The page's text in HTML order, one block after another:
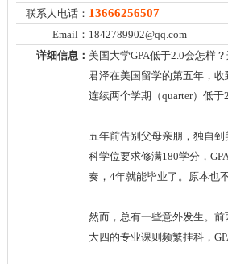
联系人电话： 13666256507
Email： 1842789902@qq.com
详细信息： 美国大学GPA低于2.0会怎样
君泽在美国留学的第五年，
连续两个学期（quarter）低于
五年前告别父母亲朋，独自
科学位要求修满180学分，
奏，4年就能毕业了。原本也
然而，总有一些意外发生。
大四的专业课则频繁挂科，